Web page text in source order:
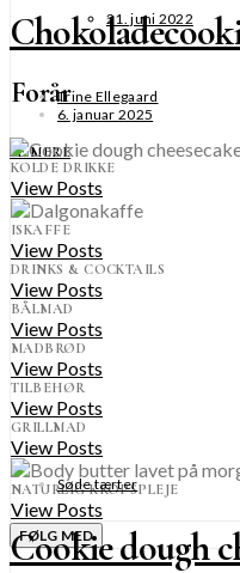
21. juni 2022
Forår
KOLDE DRIKKE
View Posts
ISKAFFE
View Posts
DRINKS & COCKTAILS
View Posts
BÅLMAD
View Posts
MADBRØD
View Posts
TILBEHØR
View Posts
GRILLMAD
View Posts
NATURLIG KROPSPLEJE
View Posts
FØLG MED
Trine Ellegaard
6. januar 2025
SE MERE
Søde tærter
Cookie dough